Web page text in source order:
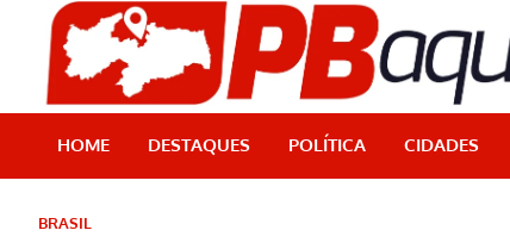
content
HOME DESTAQUES POLÍTICA CIDADES
BRASIL